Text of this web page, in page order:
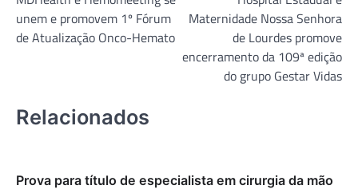
de
Post
unem e promovem 1º Fórum
de Atualização Onco-Hemato
Maternidade Nossa Senhora
de Lourdes promove
encerramento da 109ª edição
do grupo Gestar Vidas
Relacionados
Prova para título de especialista em cirurgia da mão